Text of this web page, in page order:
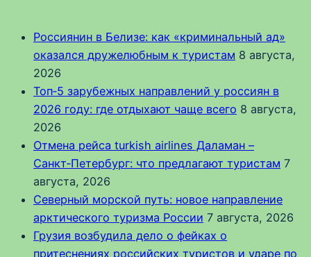
Россиянин в Белизе: как «криминальный ад»
оказался дружелюбным к туристам 8 августа,
2026
Топ‑5 зарубежных направлений у россиян в
2026 году: где отдыхают чаще всего 8 августа,
2026
Отмена рейса turkish airlines Даламан –
Санкт‑Петербург: что предлагают туристам 7
августа, 2026
Северный морской путь: новое направление
арктического туризма России 7 августа, 2026
Грузия возбудила дело о фейках о
притеснениях российских туристов и ударе по